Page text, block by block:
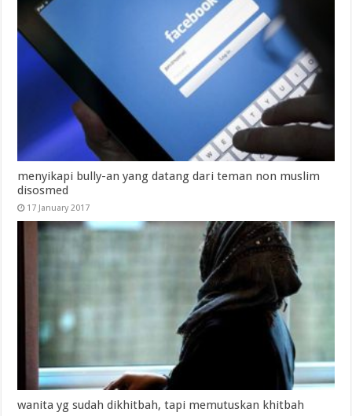
menyikapi bully-an yang datang dari teman non muslim
disosmed
17 January 2017
wanita yg sudah dikhitbah, tapi memutuskan khitbah